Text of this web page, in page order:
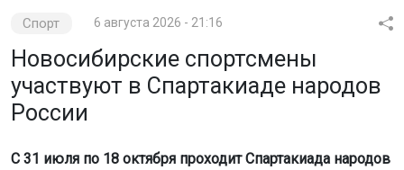
Спорт 6 августа 2026 - 21:16
Новосибирские спортсмены
участвуют в Спартакиаде народов
России
С 31 июля по 18 октября проходит Спартакиада народов